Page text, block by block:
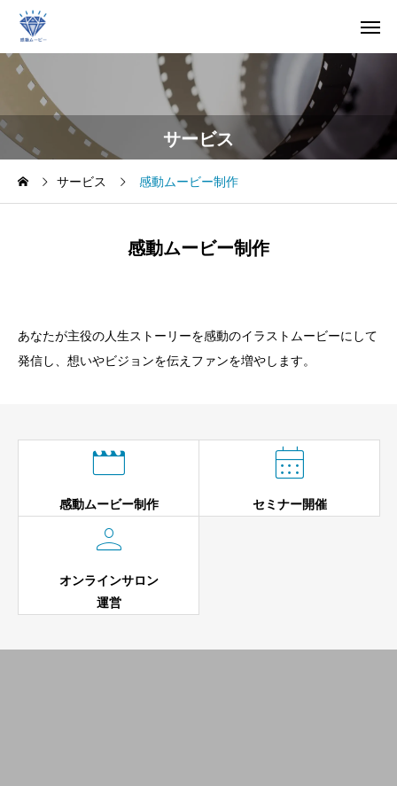
サービス
サービス 感動ムービー制作
感動ムービー制作
あなたが主役の人生ストーリーを感動のイラストムービーにして
発信し、想いやビジョンを伝えファンを増やします。

感動ムービー制作

セミナー開催

オンラインサロン
運営